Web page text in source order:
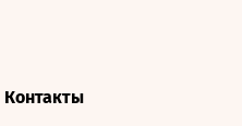
Контакты